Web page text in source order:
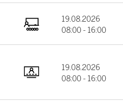
19.08.2026
08:00 - 16:00
19.08.2026
08:00 - 16:00